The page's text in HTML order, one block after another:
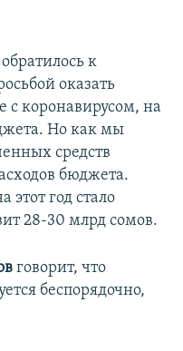
к
оказать
с коронавирусом, на
Но как мы
средств
бюджета.
этот год стало
28-30 млрд сомов.
говорит, что
беспорядочно,